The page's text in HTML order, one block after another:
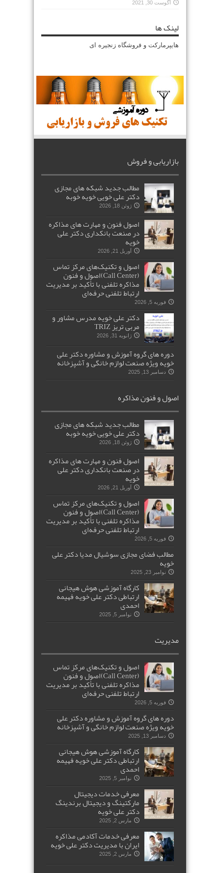
آگوست 30, 2021
لینک ها
هایپرمارکت و فروشگاه زنجیره ای
بازاریابی و فروش
مطالب جدید شبکه های مجازی
دکتر علی خویی خویه خوبه
ژوئن 18, 2026
اصول فنون و مهارت های مذاکره
در صنعت بانکداری دکتر علی
خویه
آوریل 21, 2026
اصول و تکنیک‌های مرکز تماس
(Call Center)اصول و فنون
مذاکره تلفنی با تأکید بر مدیریت
ارتباط تلفنی حرفه‌ای
فوریه 5, 2026
دکتر علی خویه مدرس مشاور و
مربی تریز TRIZ
ژانویه 31, 2026
دوره های گروه آموزش و مشاوره دکتر علی
خویه ویژه صنعت لوازم خانگی و آشپزخانه
دسامبر 13, 2025
اصول و فنون مذاکره
مطالب جدید شبکه های مجازی
دکتر علی خویی خویه خوبه
ژوئن 18, 2026
اصول فنون و مهارت های مذاکره
در صنعت بانکداری دکتر علی
خویه
آوریل 21, 2026
اصول و تکنیک‌های مرکز تماس
(Call Center)اصول و فنون
مذاکره تلفنی با تأکید بر مدیریت
ارتباط تلفنی حرفه‌ای
فوریه 5, 2026
مطالب فضای مجازی سوشیال مدیا دکتر علی
خویه
نوامبر 23, 2025
کارگاه آموزشی هوش هیجانی
ارتباطی دکتر علی خویه فهیمه
احمدی
نوامبر 5, 2025
مدیریت
اصول و تکنیک‌های مرکز تماس
(Call Center)اصول و فنون
مذاکره تلفنی با تأکید بر مدیریت
ارتباط تلفنی حرفه‌ای
فوریه 5, 2026
دوره های گروه آموزش و مشاوره دکتر علی
خویه ویژه صنعت لوازم خانگی و آشپزخانه
دسامبر 13, 2025
کارگاه آموزشی هوش هیجانی
ارتباطی دکتر علی خویه فهیمه
احمدی
نوامبر 5, 2025
معرفی خدمات دیجیتال
مارکتینگ و دیجیتال برندینگ
دکتر علی خویه
مارس 2, 2025
معرفی خدمات آکادمی مذاکره
ایران با مدیریت دکتر علی خویه
مارس 2, 2025